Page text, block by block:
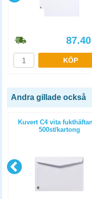
87.40
KÖP
Andra gillade också
Kuvert C4 vita
500st/kartong